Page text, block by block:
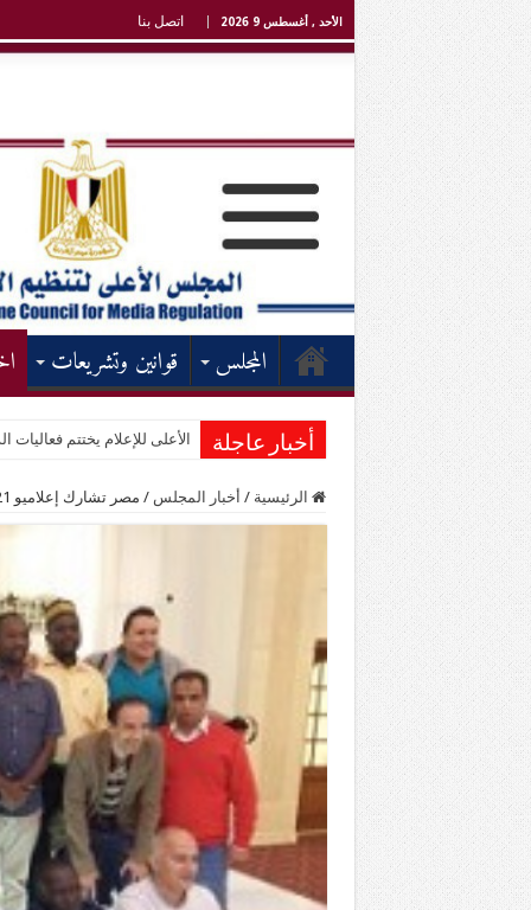
الأحد , أغسطس 9 2026 اتصل بنا
المجلس قوانين وتشريعات
أخبار عاجلة الأعلى للإعلام يختتم فعاليات
انطلاق فعاليات الدورة
الرئيسية / أخبار المجلس / مصر تشارك إعلاميو 21 دولة في أمسية ثقافية بعنوان (اليوم الإفريقي)